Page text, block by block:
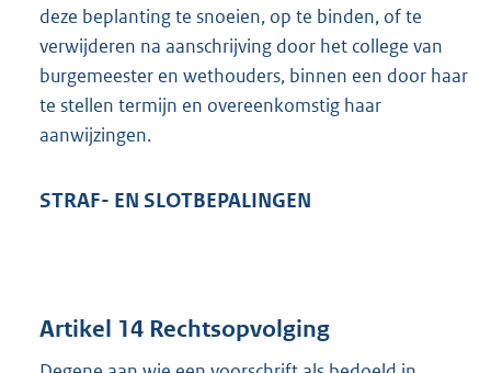
deze beplanting te snoeien, op te binden, of te
verwijderen na aanschrijving door het college van
burgemeester en wethouders, binnen een door haar
te stellen termijn en overeenkomstig haar
aanwijzingen.
STRAF- EN SLOTBEPALINGEN
Artikel 14 Rechtsopvolging